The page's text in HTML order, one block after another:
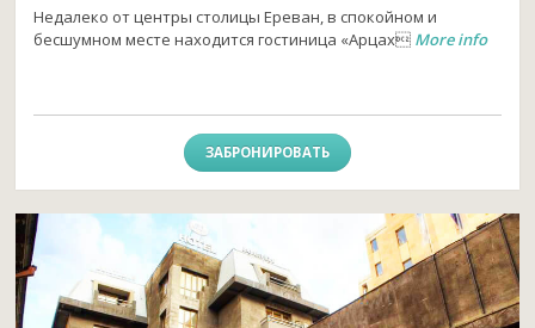
Недалеко от центры столицы Ереван, в спокойном и
бесшумном месте находится гостиница «Арцах More info
ЗАБРОНИРОВАТЬ